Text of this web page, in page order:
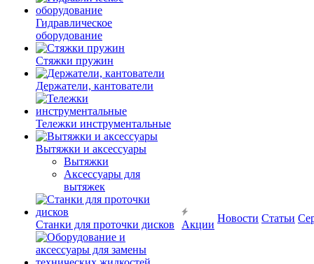
Гидравлическое
оборудование
Стяжки пружин
Держатели, кантователи
Тележки инструментальные
Вытяжки и аксессуары
Вытяжки
Аксессуары для
вытяжек
Станки для проточки дисков Акции
Новости Статьи